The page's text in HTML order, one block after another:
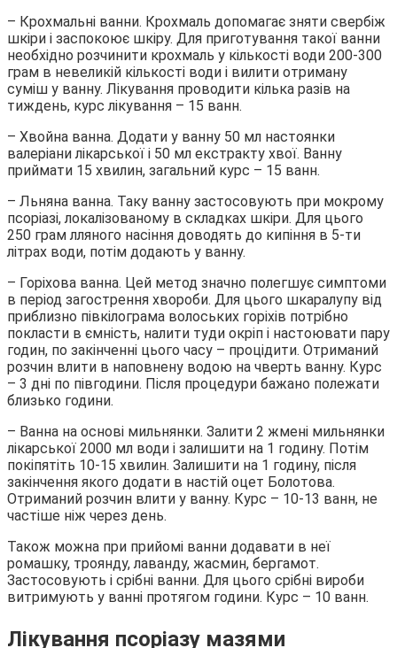
– Крохмальні ванни. Крохмаль допомагає зняти свербіж
шкіри і заспокоює шкіру. Для приготування такої ванни
необхідно розчинити крохмаль у кількості води 200-300
грам в невеликій кількості води і вилити отриману
суміш у ванну. Лікування проводити кілька разів на
тиждень, курс лікування – 15 ванн.
– Хвойна ванна. Додати у ванну 50 мл настоянки
валеріани лікарської і 50 мл екстракту хвої. Ванну
приймати 15 хвилин, загальний курс – 15 ванн.
– Льняна ванна. Таку ванну застосовують при мокрому
псоріазі, локалізованому в складках шкіри. Для цього
250 грам лляного насіння доводять до кипіння в 5-ти
літрах води, потім додають у ванну.
– Горіхова ванна. Цей метод значно полегшує симптоми
в період загострення хвороби. Для цього шкаралупу від
приблизно півкілограма волоських горіхів потрібно
покласти в ємність, налити туди окріп і настоювати пару
годин, по закінченні цього часу – процідити. Отриманий
розчин влити в наповнену водою на чверть ванну. Курс
– 3 дні по півгодини. Після процедури бажано полежати
близько години.
– Ванна на основі мильнянки. Залити 2 жмені мильнянки
лікарської 2000 мл води і залишити на 1 годину. Потім
покіпятіть 10-15 хвилин. Залишити на 1 годину, після
закінчення якого додати в настій оцет Болотова.
Отриманий розчин влити у ванну. Курс – 10-13 ванн, не
частіше ніж через день.
Також можна при прийомі ванни додавати в неї
ромашку, троянду, лаванду, жасмин, бергамот.
Застосовують і срібні ванни. Для цього срібні вироби
витримують у ванні протягом години. Курс – 10 ванн.
Лікування псоріазу мазями